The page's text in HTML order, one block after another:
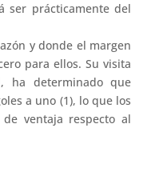
ser prácticamente del
y donde el margen
para ellos. Su visita
ha determinado que
a uno (1), lo que los
ventaja respecto al